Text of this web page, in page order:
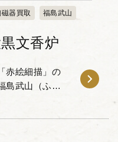
器買取 福島武山
文香炉
赤絵細描」の
島武山（ふく
る「赤絵大黒